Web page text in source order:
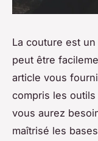
La couture est
peut être
article vous
compris les
vous aurez
maîtrisé les